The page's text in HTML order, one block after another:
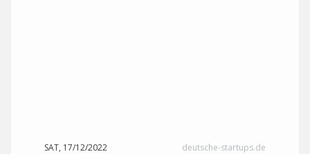
SAT, 17/12/2022 deutsche-startups.de